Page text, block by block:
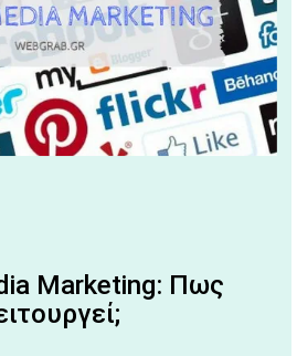
Marketing: Πως